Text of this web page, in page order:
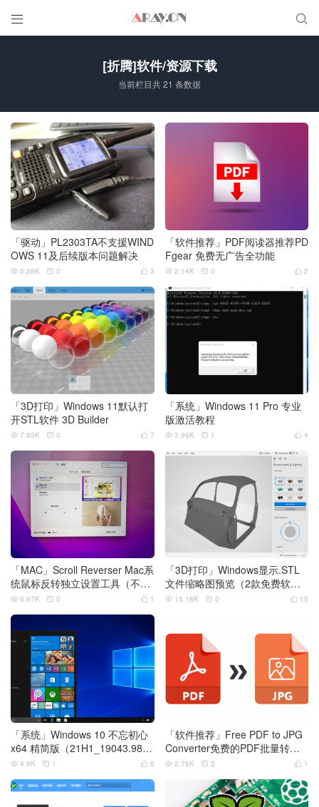
 
[折腾]软件/资源下载
当前栏目共 21 条数据
「驱动」PL2303TA不支援WIND
OWS 11及后续版本问题解决
 3
 5.28K  0
「软件推荐」PDF阅读器推荐PD
Fgear 免费无广告全功能
 2
 2.14K  0
「3D打印」Windows 11默认打
开STL软件 3D Builder
 7
 7.93K  0
「系统」Windows 11 Pro 专业
版激活教程
 4
 3.96K  1
「MAC」Scroll Reverser Mac系
统鼠标反转独立设置工具（不影
响触控板设置）
 1
 6.97K  0
「3D打印」Windows显示.STL
文件缩略图预览（2款免费软
件）
 15
 15.18K  0
「系统」Windows 10 不忘初心
x64 精简版（21H1_19043.98
5）
 5
 4.9K  1
「软件推荐」Free PDF to JPG
Converter免费的PDF批量转图
片的工具
 1
 2.78K  2